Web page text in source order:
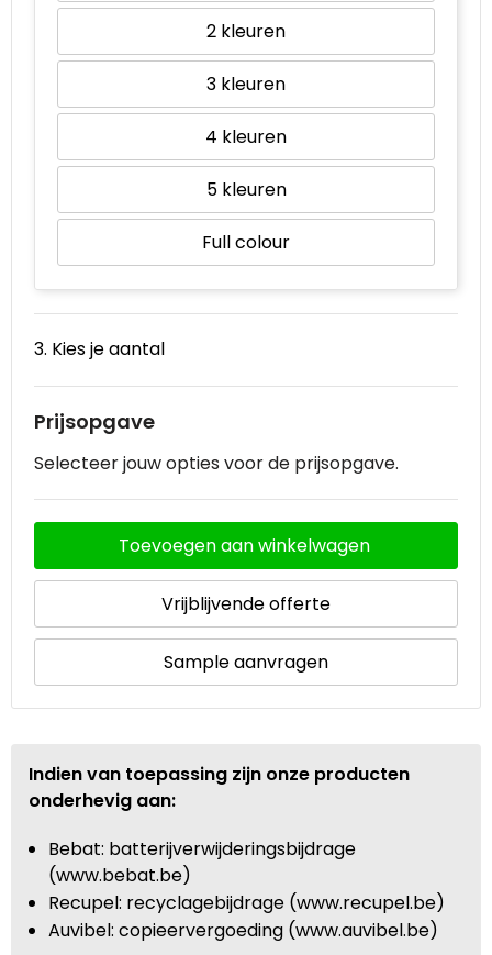
2
3
4
5
Full colour
3. Kies je aantal
Prijsopgave
Selecteer jouw opties voor de prijsopgave.
Toevoegen aan winkelwagen
Vrijblijvende offerte
Sample aanvragen
Indien van toepassing zijn onze producten
onderhevig aan:
Bebat: batterijverwijderingsbijdrage
(www.bebat.be)
Recupel: recyclagebijdrage (www.recupel.be)
Auvibel: copieervergoeding (www.auvibel.be)